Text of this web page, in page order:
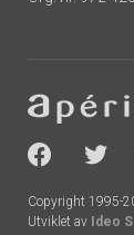
-
socials
Copyright 1995-
Utviklet av Ideo